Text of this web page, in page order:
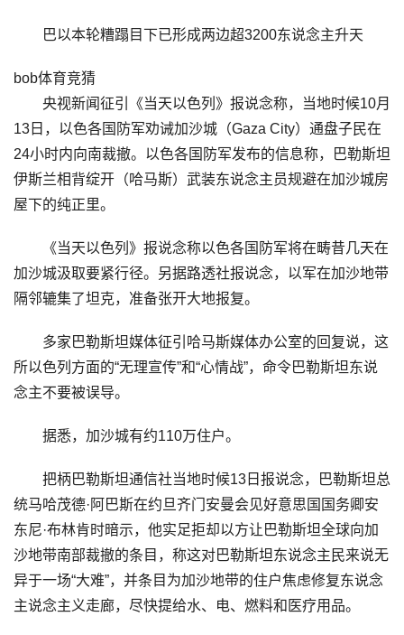
巴以本轮糟蹋目下已形成两边超3200东说念主升天
bob体育竞猜
央视新闻征引《当天以色列》报说念称，当地时候10月
13日，以色各国防军劝诫加沙城（Gaza City）通盘子民在
24小时内向南裁撤。以色各国防军发布的信息称，巴勒斯坦
伊斯兰相背绽开（哈马斯）武装东说念主员规避在加沙城房
屋下的纯正里。
《当天以色列》报说念称以色各国防军将在畴昔几天在
加沙城汲取要紧行径。另据路透社报说念，以军在加沙地带
隔邻辘集了坦克，准备张开大地报复。
多家巴勒斯坦媒体征引哈马斯媒体办公室的回复说，这
所以色列方面的“无理宣传”和“心情战”，命令巴勒斯坦东说
念主不要被误导。
据悉，加沙城有约110万住户。
把柄巴勒斯坦通信社当地时候13日报说念，巴勒斯坦总
统马哈茂德·阿巴斯在约旦齐门安曼会见好意思国国务卿安
东尼·布林肯时暗示，他实足拒却以方让巴勒斯坦全球向加
沙地带南部裁撤的条目，称这对巴勒斯坦东说念主民来说无
异于一场“大难”，并条目为加沙地带的住户焦虑修复东说念
主说念主义走廊，尽快提给水、电、燃料和医疗用品。